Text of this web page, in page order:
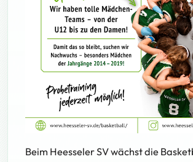
Beim Heesseler SV wächst die